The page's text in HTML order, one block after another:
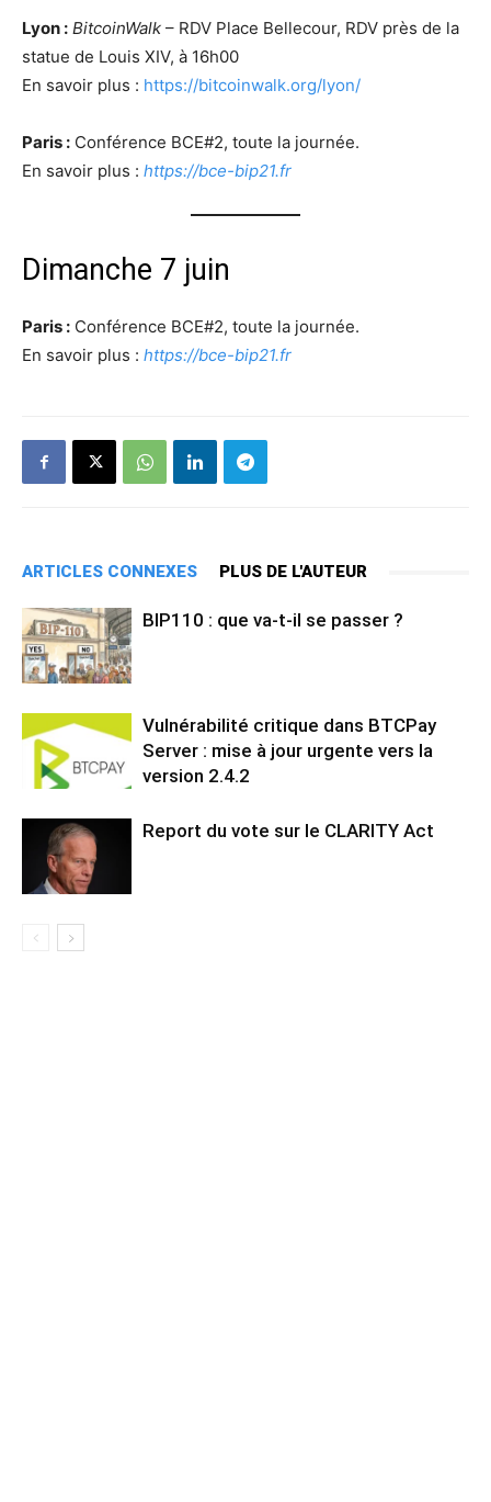
Lyon : BitcoinWalk – RDV Place Bellecour, RDV près de la
statue de Louis XIV, à 16h00
En savoir plus : https://bitcoinwalk.org/lyon/
Paris : Conférence BCE#2, toute la journée.
En savoir plus : https://bce-bip21.fr
Dimanche 7 juin
Paris : Conférence BCE#2, toute la journée.
En savoir plus : https://bce-bip21.fr
ARTICLES CONNEXES PLUS DE L'AUTEUR
BIP110 : que va-t-il se passer ?
Vulnérabilité critique dans BTCPay
Server : mise à jour urgente vers la
version 2.4.2
Report du vote sur le CLARITY Act